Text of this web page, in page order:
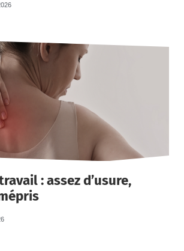
: assez d’usure,